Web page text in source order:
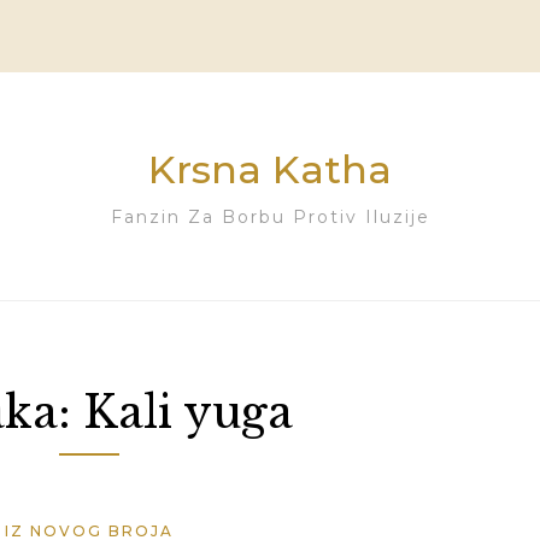
Krsna Katha
Fanzin Za Borbu Protiv Iluzije
Kali yuga
IZ NOVOG BROJA